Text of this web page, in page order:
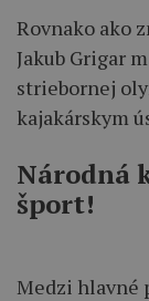
Rovnako ako
Jakub Grigar
striebornej
kajakárskym
Národná
šport!
Medzi hlavné